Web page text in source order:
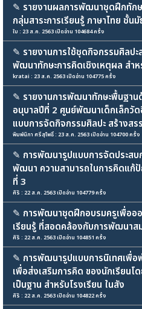
✎ รายงานผลการพัฒนาชุดฝึกทักษ
กลุ่มสาระการเรียนรู้ ภาษาไทย ชั้น
ใบ : 23 ส.ค. 2563 เปิดอ่าน 104684 ครั้ง
✎ รายงานการใช้ชุดกิจกรรมศิลป
พัฒนาทักษะการคิดเชิงเหตุผล สำ
kratai : 23 ส.ค. 2563 เปิดอ่าน 104775 ครั้ง
✎ รายงานการพัฒนาทักษะพื้นฐา
อนุบาลปีที่ 2 ศูนย์พัฒนาเด็กเล็กวั
แบบการจัดกิจกรรมศิลปะ สร้างสร
พิมพ์นิภา ศรีสุโพธิ์ : 23 ส.ค. 2563 เปิดอ่าน 104700 ครั้ง
✎ การพัฒนารูปแบบการจัดประส
พัฒนา ความสามารถในการคิดแก้
ที่ 3
ศิริ : 22 ส.ค. 2563 เปิดอ่าน 104779 ครั้ง
✎ การพัฒนาชุดฝึกอบรมครูเพื่ออ
เรียนรู้ ที่สอดคล้องกับการพัฒนาส
ศิริ : 22 ส.ค. 2563 เปิดอ่าน 104851 ครั้ง
✎ การพัฒนารูปแบบการนิเทศเพื่
เพื่อส่งเสริมการคิด ของนักเรียนโ
เป็นฐาน สำหรับโรงเรียน ในสัง
ศิริ : 22 ส.ค. 2563 เปิดอ่าน 104822 ครั้ง